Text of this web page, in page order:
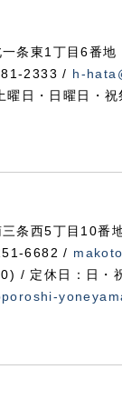
条東1丁目6番地
2333 / h-
日・日曜日・祝
条西5丁目10番
6682 /
/ 定休日：日・